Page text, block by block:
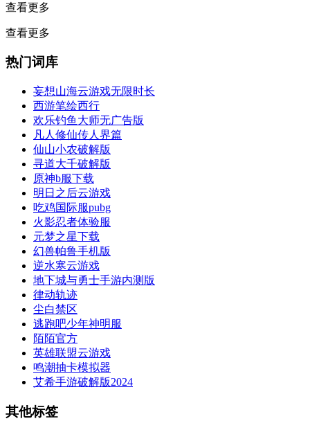
查看更多
查看更多
热门词库
妄想山海云游戏无限时长
西游笔绘西行
欢乐钓鱼大师无广告版
凡人修仙传人界篇
仙山小农破解版
寻道大千破解版
原神b服下载
明日之后云游戏
吃鸡国际服pubg
火影忍者体验服
元梦之星下载
幻兽帕鲁手机版
逆水寒云游戏
地下城与勇士手游内测版
律动轨迹
尘白禁区
逃跑吧少年神明服
陌陌官方
英雄联盟云游戏
鸣潮抽卡模拟器
艾希手游破解版2024
其他标签